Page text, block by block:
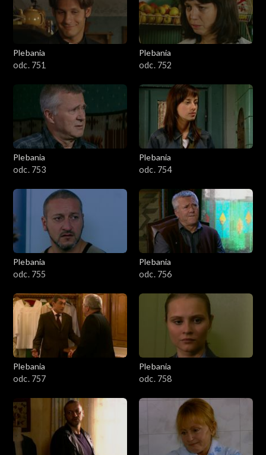
Plebania
odc. 751
Plebania
odc. 752
Plebania
odc. 753
Plebania
odc. 754
Plebania
odc. 755
Plebania
odc. 756
Plebania
odc. 757
Plebania
odc. 758